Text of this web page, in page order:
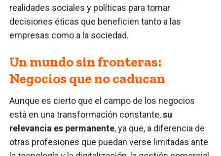
realidades sociales y políticas para tomar
decisiones éticas que beneficien tanto a las
empresas como a la sociedad.
Un mundo sin fronteras:
Negocios que no caducan
Aunque es cierto que el campo de los negocios
está en una transformación constante,su
relevancia es permanente, ya que, a diferencia de
otras profesiones que puedan verse limitadas ante